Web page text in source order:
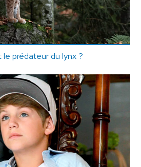
prédateur du lynx ?